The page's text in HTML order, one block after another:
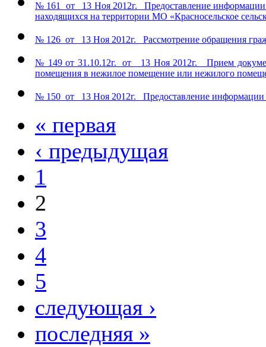
№ 161 от 13 Ноя 2012г. Предоставление информации
находящихся на территории МО «Красносельское
№ 126 от 13 Ноя 2012г. Рассмотрение обращения
№ 149 от 31.10.12г. от 13 Ноя 2012г. Прием
помещения в нежилое помещение или нежилого
№ 150 от 13 Ноя 2012г. Предоставление информации
« первая
‹ предыдущая
1
2
3
4
5
следующая ›
последняя »